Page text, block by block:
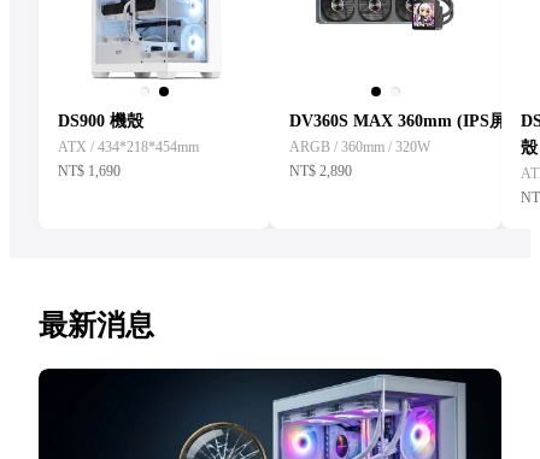
DS900 機殼
ATX / 434*218*454mm
NT$ 1,690
DV360S MAX 360mm (IPS屏)
ARGB / 360mm / 320W
NT$ 2,890
殼
最新消息